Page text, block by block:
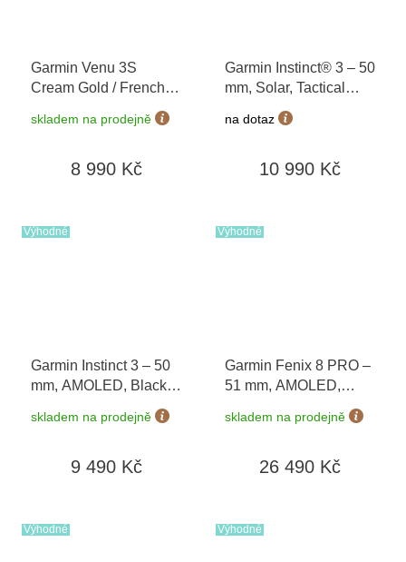
Garmin Venu 3S
Cream Gold / French
010-02785-02
skladem na prodejně
8 990 Kč
Garmin Instinct® 3 – 50
mm, Solar, Tactical
Edition Black 010-
02935-50
na dotaz
10 990 Kč
Výhodné
Garmin Instinct 3 – 50
mm, AMOLED, Black /
Bolt Blue 010-03020-
03
skladem na prodejně
9 490 Kč
Výhodné
Garmin Fenix 8 PRO –
51 mm, AMOLED,
Graphite/Black 010-
skladem na prodejně
26 490 Kč
Výhodné Výhodné